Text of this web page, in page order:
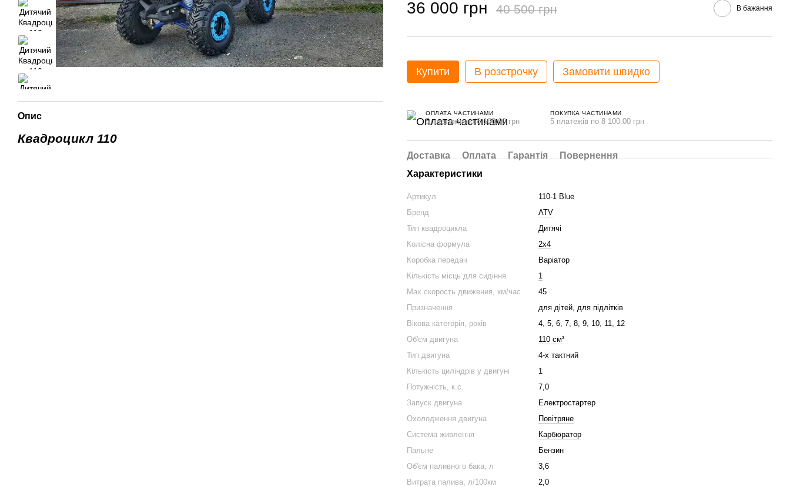
Опис
Квадроцикл 110
36 000 грн 40 500 грн В бажання
Купити В розстрочку Замовити швидко
ОПЛАТА ЧАСТИНАМИ
5 платежів по 8 100.00 грн
ПОКУПКА ЧАСТИНАМИ
5 платежів по 8 100.00 грн
Доставка Оплата Гарантія
Повернення
Характеристики
Артикул
110-1 Blue
Бренд
ATV
Тип квадроцикла
Дитячі
Колісна формула
2x4
Коробка передач
Варіатор
Кількість місць для сидіння
1
Max скорость движения, км/час
45
Призначення
для дітей, для підлітків
Вікова категорія, років
4, 5, 6, 7, 8, 9, 10, 11, 12
Об'єм двигуна
110 см³
Тип двигуна
4-х тактний
Кількість циліндрів у двигуні
1
Потужність, к.с.
7,0
Запуск двигуна
Електростартер
Охолодження двигуна
Повітряне
Система живлення
Карбюратор
Пальне
Бензин
Об'єм паливного бака, л
3,6
Витрата палива, л/100км
2,0